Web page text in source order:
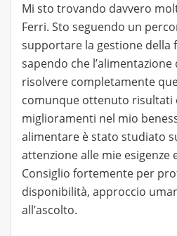
Mi sto trovando davvero
Ferri. Sto seguendo un
supportare la gestione della
sapendo che
risolvere completamente
comunque ottenuto risultati
miglioramenti nel mio
alimentare è stato studiato
attenzione alle mie esigenze
Consiglio fortemente per
disponibilità, approccio
all’ascolto.